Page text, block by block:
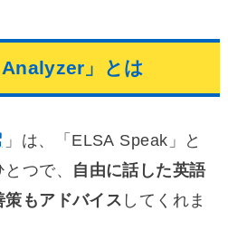
Analyzer」とは
」は、「ELSA Speak」と
つで、 自由に話した英語
策もアドバイス してくれま